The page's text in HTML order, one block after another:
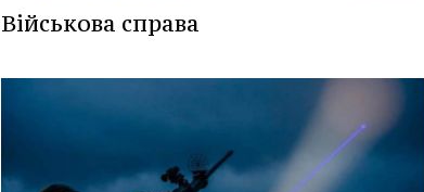
Військова справа